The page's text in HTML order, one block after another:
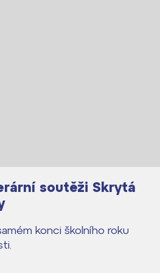
soutěži Skrytá
konci školního roku